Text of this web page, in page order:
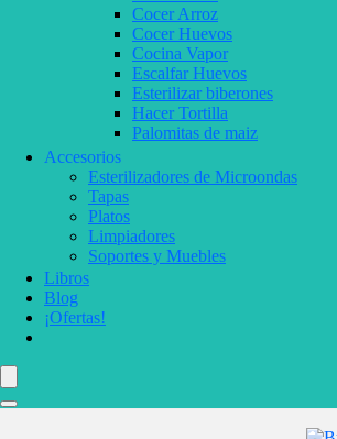
Cocer Arroz
Cocer Huevos
Cocina Vapor
Escalfar Huevos
Esterilizar biberones
Hacer Tortilla
Palomitas de maiz
Accesorios
Esterilizadores de Microondas
Tapas
Platos
Limpiadores
Soportes y Muebles
Libros
Blog
¡Ofertas!